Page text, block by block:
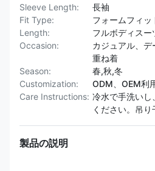
Sleeve Length:
長袖
Fit Type:
フォームフィ
Length:
フルボディスー
Occasion:
カジュアル、デ
重ね着
Season:
春,秋,冬
Customization:
ODM、OEM利
Care Instructions: 冷水で手洗いし
ください。吊り
製品の説明